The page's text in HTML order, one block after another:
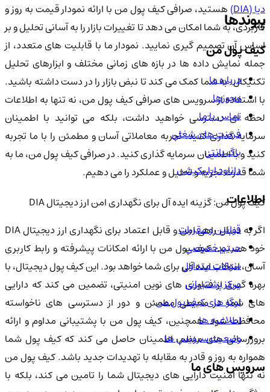
دیا (DIA)
هستید، صرافی کیف پول من با ارائه نمودار قیمت به روز و
کاربردی، به شما امکان می دهد تا تغییرات بازار را به آسانی تحلیل و بر
اساس آن تصمیم گیری نمایید. نمودار ما با قابلیت های متعدد، از
جمله نمایش داده ها در بازه های زمانی مختلف و ابزارهای تحلیل
تکنیکال، به شما کمک می کند تا نبض بازار را در دست داشته باشید.
با استفاده از سرویس های صرافی کیف پول من، نه تنها به اطلاعات
لحظه ای دسترسی خواهید داشت، بلکه می توانید با اطمینان
سرمایه گذاری کنید. تجربه معاملاتی آسان و مطمئن را با ما تجربه
کنید و با اطمینان سرمایه گذاری کنید. در صرافی کیف پول من، ما به
شما قدرت تجزیه و تحلیل و عملکرد را می دهیم.
کیف پول من: گزینه ایده آل برای نگهداری امن ارز دیجیتال DIA
اگر به دنبال راهی امن و قابل اعتماد برای نگهداری ارز دیجیتال DIA
خود هستید، کیف پول من با ارائه امکانات پیشرفته و رابط کاربری
آسان، انتخاب ایده آلی برای شما خواهد بود. این کیف پول دیجیتال، با
بهره گیری از فناوری های نوین امنیتی، تضمین می کند که دارایی
های شما در محیطی مطمئن و دور از دسترسی های ناخواسته
محافظت شود. همچنین، کیف پول من با پشتیبانی مداوم و ارائه
بروزرسانی های منظم، اطمینان حاصل می کند که کیف پول شما
همواره به روز و قادر به مقابله با تهدیدات جدید باشد. کیف پول من
نه تنها امنیت دارایی های دیجیتال شما را تامین می کند، بلکه با
پیوندها
کیف پول من
درباره ما
مجوزها
تماس با ما
فرصت های شغلی
باگ بانتی
دانلود اپلیکیشن
اطلاعات
قوانین و مقررات
حریم خصوصی
سوالات متداول
مرکز پشتیبانی
لوگو های کیف پول من
اطلاعیه ها
وضعیت سرویس ها
سرویس های ما